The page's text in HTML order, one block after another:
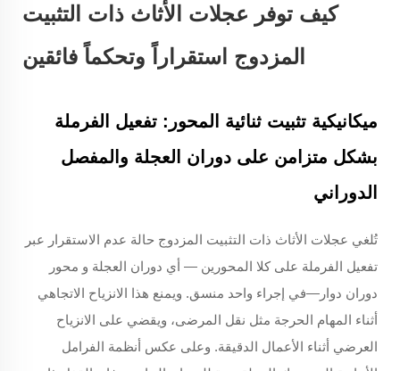
كيف توفر عجلات الأثاث ذات التثبيت
المزدوج استقراراً وتحكماً فائقين
ميكانيكية تثبيت ثنائية المحور: تفعيل الفرملة
بشكل متزامن على دوران العجلة والمفصل
الدوراني
تُلغي عجلات الأثاث ذات التثبيت المزدوج حالة عدم الاستقرار عبر
تفعيل الفرملة على كلا المحورين — أي دوران العجلة و محور
دوران دوار—في إجراء واحد منسق. ويمنع هذا الانزياح الاتجاهي
أثناء المهام الحرجة مثل نقل المرضى، ويقضي على الانزياح
العرضي أثناء الأعمال الدقيقة. وعلى عكس أنظمة الفرامل